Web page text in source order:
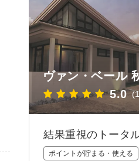
ヴァン・ベール
5.0
結果重視のトータ
ポイントが貯まる・使える